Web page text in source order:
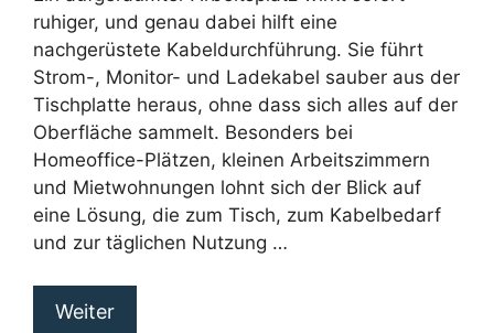
ruhiger, und genau dabei hilft eine
nachgerüstete Kabeldurchführung. Sie führt
Strom-, Monitor- und Ladekabel sauber aus der
Tischplatte heraus, ohne dass sich alles auf der
Oberfläche sammelt. Besonders bei
Homeoffice-Plätzen, kleinen Arbeitszimmern
und Mietwohnungen lohnt sich der Blick auf
eine Lösung, die zum Tisch, zum Kabelbedarf
und zur täglichen Nutzung …
Weiter